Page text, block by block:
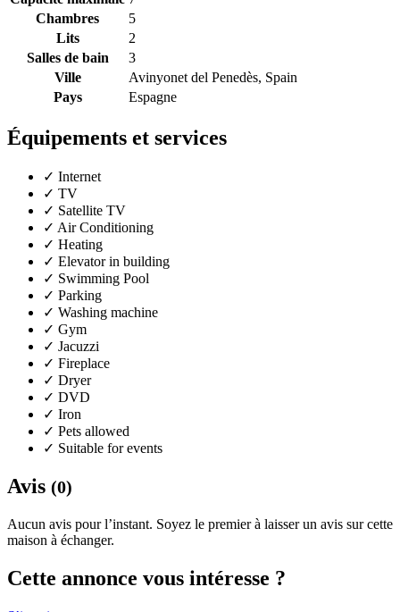
Chambres
5
Lits
2
Salles de bain
3
Ville
Avinyonet del Penedès, Spain
Pays
Espagne
Équipements et services
✓ Internet
✓ TV
✓ Satellite TV
✓ Air Conditioning
✓ Heating
✓ Elevator in building
✓ Swimming Pool
✓ Parking
✓ Washing machine
✓ Gym
✓ Jacuzzi
✓ Fireplace
✓ Dryer
✓ DVD
✓ Iron
✓ Pets allowed
✓ Suitable for events
Avis (0)
Aucun avis pour l’instant. Soyez le premier à laisser un avis sur cette
maison à échanger.
Cette annonce vous intéresse ?